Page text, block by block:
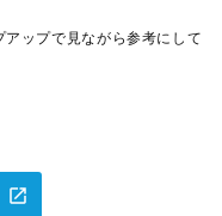
ップで見ながら参考にして